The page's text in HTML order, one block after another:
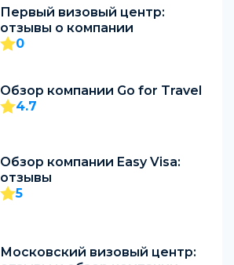
Первый визовый центр:
отзывы о компании
0
Обзор компании Go for Travel
4.7
Обзор компании Easy Visa:
отзывы
5
Московский визовый центр: